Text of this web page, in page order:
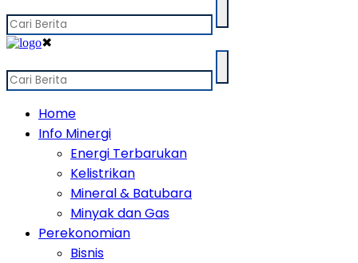
✖
Home
Info Minergi
Energi Terbarukan
Kelistrikan
Mineral & Batubara
Minyak dan Gas
Perekonomian
Bisnis